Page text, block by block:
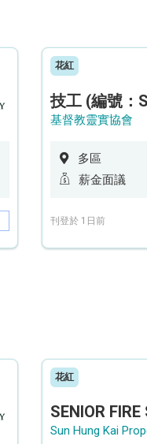
花紅
基督教靈實協會
多區
薪金面議
刊登於 1日前
花紅
Sun Hung Kai